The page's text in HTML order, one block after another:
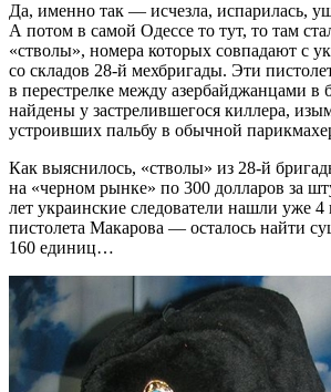
Да, именно так — исчезла, испарилась,
А потом в самой Одессе то тут, то там
«стволы», номера которых совпадают с
со складов 28-й мехбригады. Эти
в перестрелке между азербайджанцами в
найдены у застрелившегося киллера,
устроивших пальбу в обычной
Как выяснилось, «стволы» из 28-й
на «черном рынке» по 300 долларов за
лет украинские следователи нашли уже
пистолета Макарова — осталось найти
160 единиц…